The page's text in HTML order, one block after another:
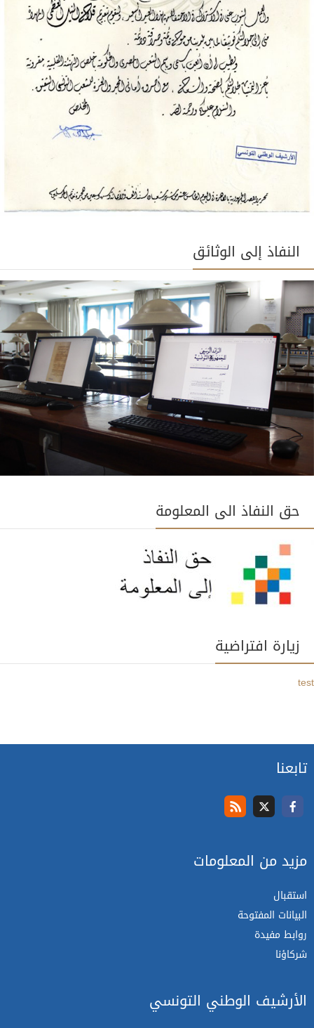
النفاذ إلى الوثائق
حق النفاذ الى المعلومة
زيارة افتراضية
test
تابعنا
مزيد من المعلومات
استقبال
البيانات المفتوحة
روابط مفيدة
شركاؤنا
الأرشيف الوطني التونسي